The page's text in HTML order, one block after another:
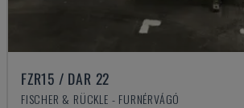
FZR15 / DAR 22
FISCHER & RÜCKLE - FURNÉRVÁGÓ